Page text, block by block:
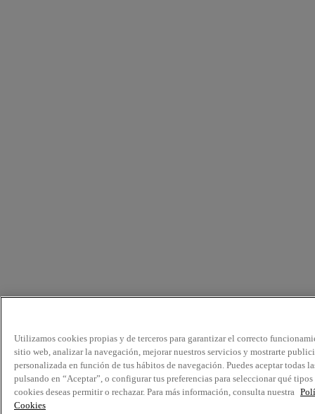
Utilizamos cookies propias y de terceros para garantizar el correcto
sitio web, analizar la navegación, mejorar nuestros servicios y mostrarte
personalizada en función de tus hábitos de navegación. Puedes aceptar todas
pulsando en “Aceptar”, o configurar tus preferencias para seleccionar qué tipos
cookies deseas permitir o rechazar. Para más información, consulta nuestra
Cookies